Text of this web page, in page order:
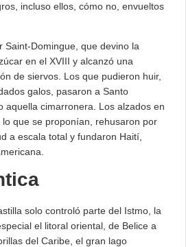
incluso ellos, cómo no, envueltos
Saint-Domingue, que devino la
en el XVIII y alcanzó una
de siervos. Los que pudieron huir,
galos, pasaron a Santo
aquella cimarronera. Los alzados en
que se proponían, rehusaron por
a escala total y fundaron Haití,
solo controló parte del Istmo, la
el litoral oriental, de Belice a
del Caribe, el gran lago